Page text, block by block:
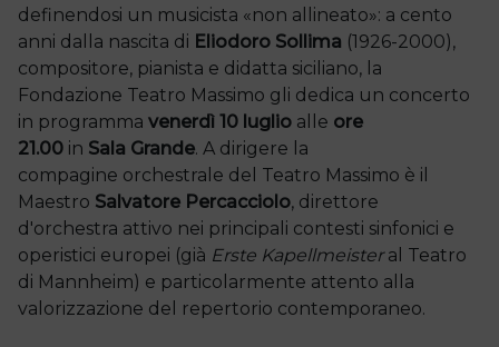
definendosi un musicista «non allineato»: a cento
anni dalla nascita di Eliodoro Sollima (1926-2000),
compositore, pianista e didatta siciliano, la
Fondazione Teatro Massimo gli dedica un concerto
in programma venerdì 10 luglio alle ore
21.00 in Sala Grande. A dirigere la
compagine orchestrale del Teatro Massimo è il
Maestro Salvatore Percacciolo, direttore
d'orchestra attivo nei principali contesti sinfonici e
operistici europei (già Erste Kapellmeisteral Teatro
di Mannheim) e particolarmente attento alla
valorizzazione del repertorio contemporaneo.